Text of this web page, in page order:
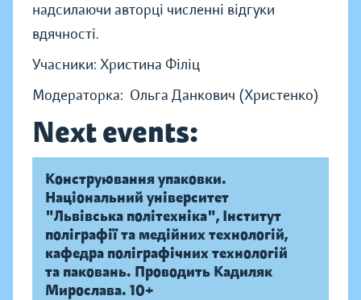
надсилаючи авторці численні відгуки
вдячності.
Учасники: Христина Філіц
Модераторка: Ольга Данкович (Христенко)
Next events:
Конструювання упаковки.
Національний університет
"Львівська політехніка", Інститут
поліграфії та медійних технологій,
кафедра поліграфічних технологій
та паковань. Проводить Кадиляк
Мирослава. 10+